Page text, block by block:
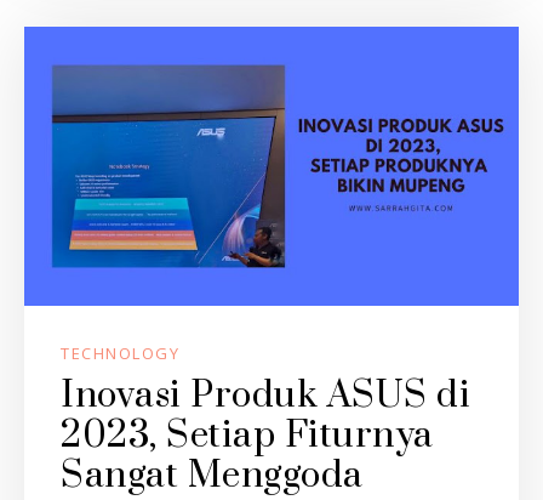
TECHNOLOGY
Inovasi Produk ASUS di
2023, Setiap Fiturnya
Sangat Menggoda